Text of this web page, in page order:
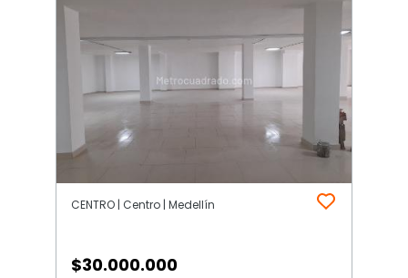
CENTRO | Centro | Medellín
$30.000.000